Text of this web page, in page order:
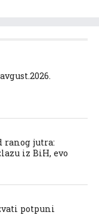
ranog jutra:
iz BiH, evo
potpuni